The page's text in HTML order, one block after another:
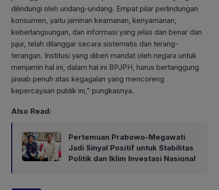
dilindungi oleh undang-undang. Empat pilar perlindungan
konsumen, yaitu jaminan keamanan, kenyamanan,
keberlangsungan, dan informasi yang jelas dan benar dan
jujur, telah dilanggar secara sistematis dan terang-
terangan. Institusi yang diberi mandat oleh negara untuk
menjamin hal ini, dalam hal ini BPJPH, harus bertanggung
jawab penuh atas kegagalan yang mencoreng
kepercayaan publik ini,” pungkasnya.
Also Read:
Pertemuan Prabowo-Megawati
Jadi Sinyal Positif untuk Stabilitas
Politik dan Iklim Investasi Nasional